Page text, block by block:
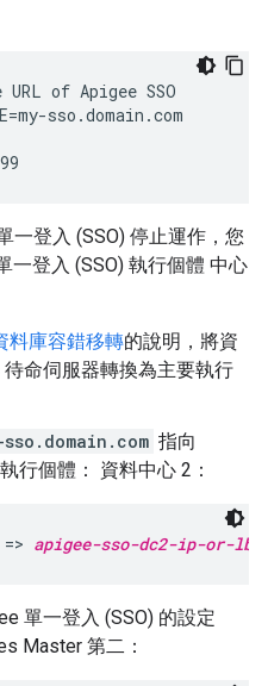
of Apigee SSO
一登入 (SSO) 停止運作，您
一登入 (SSO) 執行個體 中心
料庫容錯移轉的說明，將資
命伺服器轉換為主要執行
sso.domain.com 指向
行個體： 資料中心 2：
apigee-sso-dc2-ip-or-lb
單一登入 (SSO) 的設定
Master 第二：